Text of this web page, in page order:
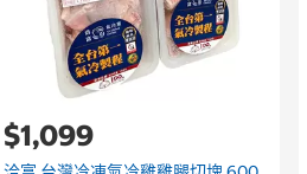
$1,099